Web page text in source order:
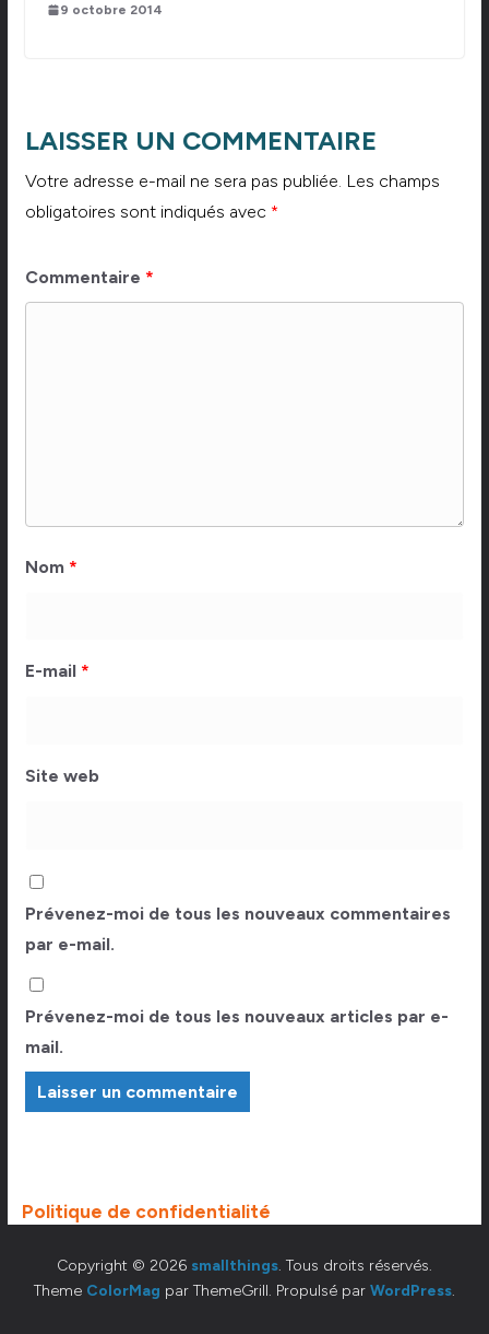
9 octobre 2014
LAISSER UN COMMENTAIRE
Votre adresse e-mail ne sera pas publiée. Les champs
obligatoires sont indiqués avec *
Commentaire *
Nom *
E-mail *
Site web
Prévenez-moi de tous les nouveaux commentaires
par e-mail.
Prévenez-moi de tous les nouveaux articles par e-
mail.
Politique de confidentialité
Copyright © 2026 smallthings. Tous droits réservés.
Theme ColorMag par ThemeGrill. Propulsé par WordPress.